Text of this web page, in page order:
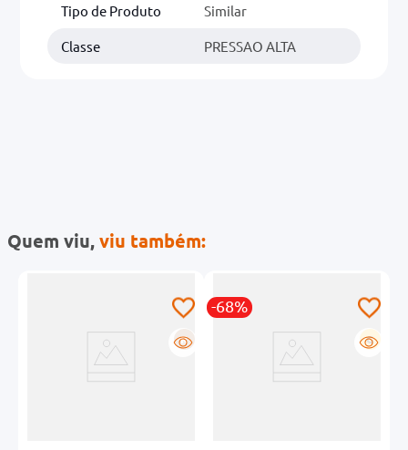
Tipo de Produto Similar
Classe PRESSAO ALTA
Quem viu,viu também:
R
-68%
G